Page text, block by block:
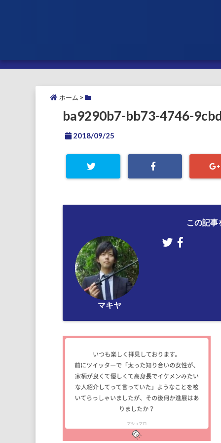
ホーム >
ba9290b7-bb73-4746-
2018/09/25
この記
マキヤ